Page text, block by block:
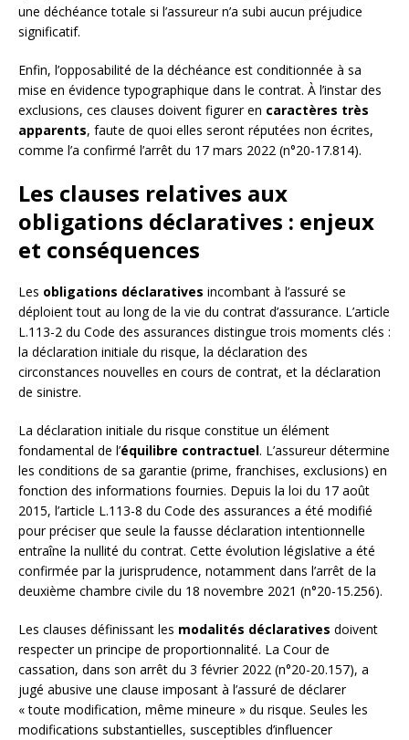
une déchéance totale si l’assureur n’a subi aucun préjudice
significatif.
Enfin, l’opposabilité de la déchéance est conditionnée à sa
mise en évidence typographique dans le contrat. À l’instar des
exclusions, ces clauses doivent figurer en caractères très
apparents, faute de quoi elles seront réputées non écrites,
comme l’a confirmé l’arrêt du 17 mars 2022 (n°20-17.814).
Les clauses relatives aux
obligations déclaratives : enjeux
et conséquences
Les obligations déclaratives incombant à l’assuré se
déploient tout au long de la vie du contrat d’assurance. L’article
L.113-2 du Code des assurances distingue trois moments clés :
la déclaration initiale du risque, la déclaration des
circonstances nouvelles en cours de contrat, et la déclaration
de sinistre.
La déclaration initiale du risque constitue un élément
fondamental de l’équilibre contractuel. L’assureur détermine
les conditions de sa garantie (prime, franchises, exclusions) en
fonction des informations fournies. Depuis la loi du 17 août
2015, l’article L.113-8 du Code des assurances a été modifié
pour préciser que seule la fausse déclaration intentionnelle
entraîne la nullité du contrat. Cette évolution législative a été
confirmée par la jurisprudence, notamment dans l’arrêt de la
deuxième chambre civile du 18 novembre 2021 (n°20-15.256).
Les clauses définissant les modalités déclaratives doivent
respecter un principe de proportionnalité. La Cour de
cassation, dans son arrêt du 3 février 2022 (n°20-20.157), a
jugé abusive une clause imposant à l’assuré de déclarer
« toute modification, même mineure » du risque. Seules les
modifications substantielles, susceptibles d’influencer